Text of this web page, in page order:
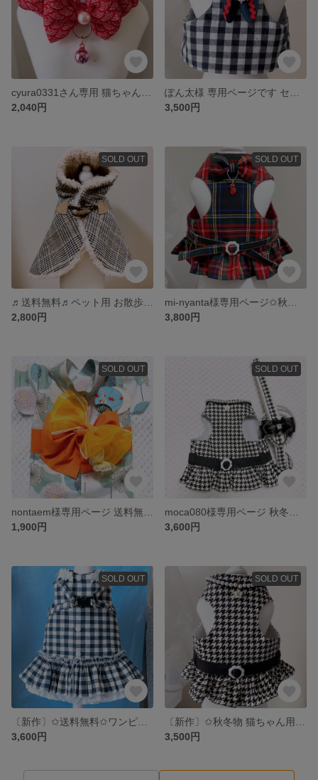
2,040円
3,500円
SOLD OUT
2,800円
SOLD OUT
3,800円
SOLD OUT
1,900円
SOLD OUT
3,600円
SOLD OUT
3,600円
SOLD OUT
3,500円